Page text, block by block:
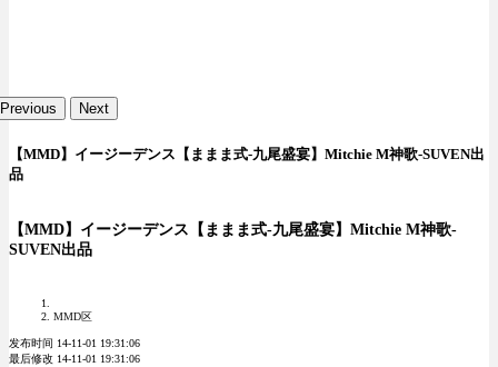
Previous Next
【MMD】イージーデンス【ままま式-九尾盛宴】Mitchie M神歌-SUVEN出
品
【MMD】イージーデンス【ままま式-九尾盛宴】Mitchie M神歌-
SUVEN出品
MMD区
发布时间 14-11-01 19:31:06
最后修改 14-11-01 19:31:06